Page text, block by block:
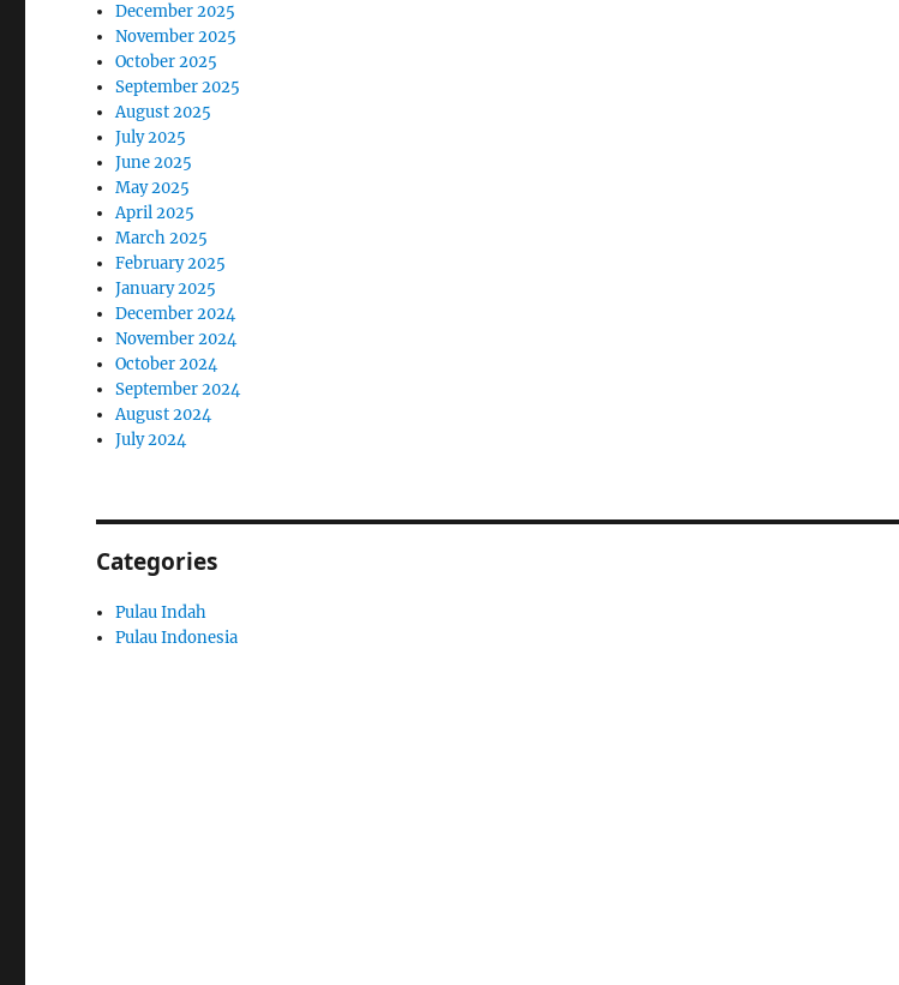
December 2025
November 2025
October 2025
September 2025
August 2025
July 2025
June 2025
May 2025
April 2025
March 2025
February 2025
January 2025
December 2024
November 2024
October 2024
September 2024
August 2024
July 2024
Categories
Pulau Indah
Pulau Indonesia